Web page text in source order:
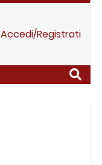
Accedi/Registrati